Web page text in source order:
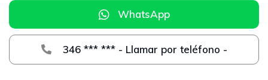
WhatsApp
346 *** *** - Llamar por teléfono -